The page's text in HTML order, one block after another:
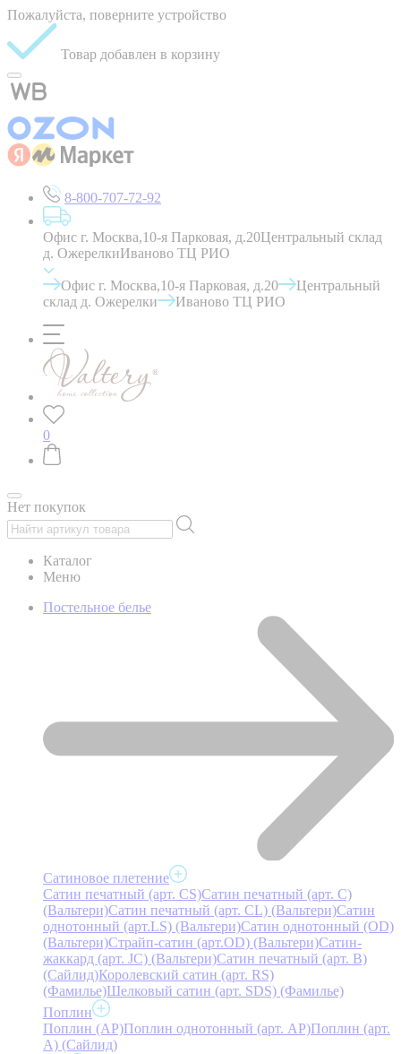
Пожалуйста, поверните устройство
Товар добавлен в корзину
8-800-707-72-92
Офис г. Москва,10-я Парковая, д.20Центральный склад
д. ОжерелкиИваново ТЦ РИО
Офис г. Москва,10-я Парковая, д.20
Центральный
склад д. Ожерелки
Иваново ТЦ РИО
0
Нет покупок
Каталог
Меню
Постельное белье
Сатиновое плетение
Сатин печатный (арт. СS)Сатин печатный (арт. С)
(Вальтери)Сатин печатный (арт. СL) (Вальтери)Сатин
однотонный (арт.LS) (Вальтери)Сатин однотонный (OD)
(Вальтери)Страйп-сатин (арт.OD) (Вальтери)Сатин-
жаккард (арт. JC) (Вальтери)Сатин печатный (арт. В)
(Сайлид)Королевский сатин (арт. RS)
(Фамилье)Шелковый сатин (арт. SDS) (Фамилье)
Поплин
Поплин (AP)Поплин однотонный (арт. AP)Поплин (арт.
А) (Сайлид)